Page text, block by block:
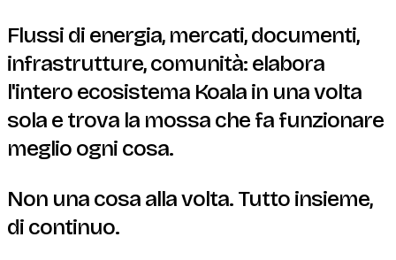
Flussi di energia, mercati, documenti,
infrastrutture, comunità: elabora
l'intero ecosistema Koala in una volta
sola e trova la mossa che fa funzionare
meglio ogni cosa.
Non una cosa alla volta. Tutto insieme,
di continuo.